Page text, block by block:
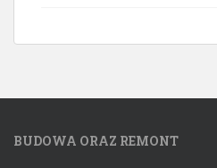
BUDOWA ORAZ REMONT